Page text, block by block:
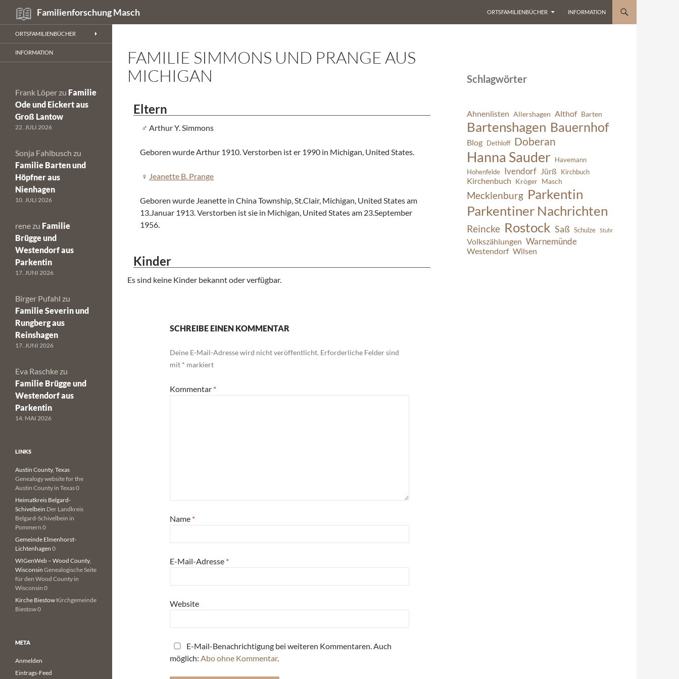
Inhalt
springen
Familienforschung Masch
Suchen
ORTSFAMILIENBÜCHER INFORMATION
FAMILIE SIMMONS UND PRANGE AUS
MICHIGAN
Eltern
Arthur Y. Simmons
Geboren wurde Arthur 1910. Verstorben ist er 1990 in Michigan, United States.
Jeanette B. Prange
Geboren wurde Jeanette in China Township, St.Clair, Michigan, United States am
13.Januar 1913. Verstorben ist sie in Michigan, United States am 23.September
1956.
Kinder
Es sind keine Kinder bekannt oder verfügbar.
SCHREIBE EINEN KOMMENTAR
Deine E-Mail-Adresse wird nicht veröffentlicht. Erforderliche Felder sind
mit * markiert
Kommentar *
Name *
E-Mail-Adresse *
Website
E-Mail-Benachrichtigung bei weiteren Kommentaren. Auch
möglich: Abo ohne Kommentar.
Schlagwörter
Ahnenlisten Allershagen Althof Barten
Bartenshagen Bauernhof
Blog Dethloff Doberan
Hanna Sauder
Havemann
Hohenfelde Ivendorf Jürß Kirchbuch
Kirchenbuch Kröger Masch
Mecklenburg Parkentin
Parkentiner Nachrichten
Reincke Rostock Saß Schulze Stuhr
Volkszählungen Warnemünde
Westendorf Wilsen
ORTSFAMILIENBÜCHER
INFORMATION
Frank Löper zu Familie
Ode und Eickert aus
Groß Lantow
22. JULI 2026
Sonja Fahlbusch zu
Familie Barten und
Höpfner aus
Nienhagen
10. JULI 2026
rene zu Familie
Brügge und
Westendorf aus
Parkentin
17. JUNI 2026
Birger Pufahl zu
Familie Severin und
Rungberg aus
Reinshagen
17. JUNI 2026
Eva Raschke zu
Familie Brügge und
Westendorf aus
Parkentin
14. MAI 2026
LINKS
Austin County, Texas
Genealogy website for the
Austin County in Texas 0
Heimatkreis Belgard-
Schivelbein Der Landkreis
Belgard-Schivelbein in
Pommern 0
Gemeinde Elmenhorst-
Lichtenhagen 0
WIGenWeb – Wood County,
Wisconsin Genealogische Seite
für den Wood County in
Wisconsin 0
Kirche Biestow Kirchgemeinde
Biestow 0
META
Anmelden
Eintrags-Feed